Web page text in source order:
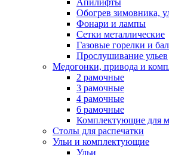
Апилифты
Обогрев зимовника,
Фонари и лампы
Сетки металлические
Газовые горелки и
Прослушивание ульев
Медогонки, привода и
2 рамочные
3 рамочные
4 рамочные
6 рамочные
Комплектующие для
Столы для распечатки
Ульи и комплектующие
Ульи